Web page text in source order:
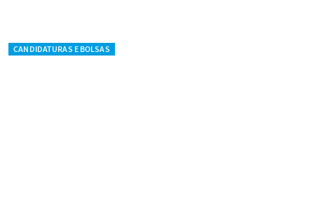
CANDIDATURAS E BOLSAS